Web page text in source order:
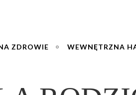
ZDROWIE WEWNĘTRZNA